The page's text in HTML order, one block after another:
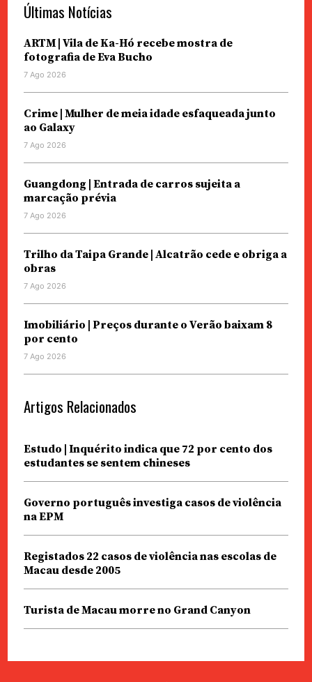
Últimas Notícias
ARTM | Vila de Ka-Hó recebe mostra de
fotografia de Eva Bucho
7 Ago 2026
Crime | Mulher de meia idade esfaqueada junto
ao Galaxy
7 Ago 2026
Guangdong | Entrada de carros sujeita a
marcação prévia
7 Ago 2026
Trilho da Taipa Grande | Alcatrão cede e obriga a
obras
7 Ago 2026
Imobiliário | Preços durante o Verão baixam 8
por cento
7 Ago 2026
Artigos Relacionados
Estudo | Inquérito indica que 72 por cento dos
estudantes se sentem chineses
Governo português investiga casos de violência
na EPM
Registados 22 casos de violência nas escolas de
Macau desde 2005
Turista de Macau morre no Grand Canyon